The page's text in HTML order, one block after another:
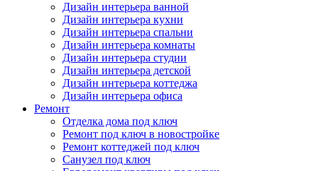
Дизайн интерьера ванной
Дизайн интерьера кухни
Дизайн интерьера спальни
Дизайн интерьера комнаты
Дизайн интерьера студии
Дизайн интерьера детской
Дизайн интерьера коттеджа
Дизайн интерьера офиса
Ремонт
Отделка дома под ключ
Ремонт под ключ в новостройке
Ремонт коттеджей под ключ
Санузел под ключ